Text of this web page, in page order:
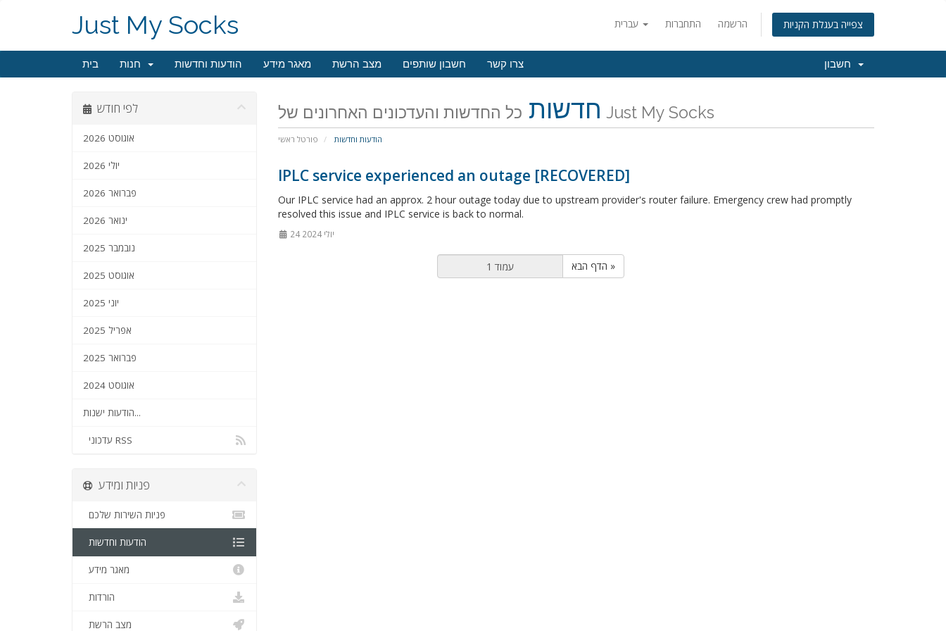
התחברות הרשמה צפייה בעגלת הקניות Just My Socks
בית הודעות וחדשות מאגר מידע מצב הרשת חשבון שותפים צרו קשר
חדשות כל החדשות והעדכונים האחרונים של Just My Socks
פורטל ראשי הודעות וחדשות
לפי חודש
אוגוסט 2026
יולי 2026
פברואר 2026
ינואר 2026
נובמבר 2025
אוגוסט 2025
יוני 2025
אפריל 2025
פברואר 2025
אוגוסט 2024
הודעות ישנות...
עדכוני RSS
IPLC service experienced an outage [RECOVERED]
Our IPLC service had an approx. 2 hour outage today due to upstream provider's router failure. Emergency crew had promptly
resolved this issue and IPLC service is back to normal.
24 יולי 2024
הדף הבא »
פניות ומידע
פניות השירות שלכם
הודעות וחדשות
מאגר מידע
הורדות
מצב הרשת